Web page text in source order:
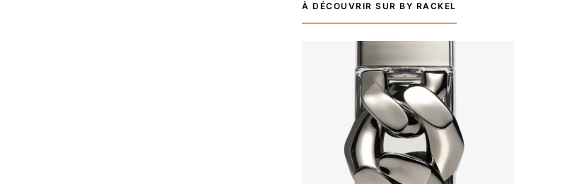
À DÉCOUVRIR SUR BY RACKEL